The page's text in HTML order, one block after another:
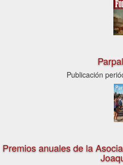
Publicación
Premios anuales de la